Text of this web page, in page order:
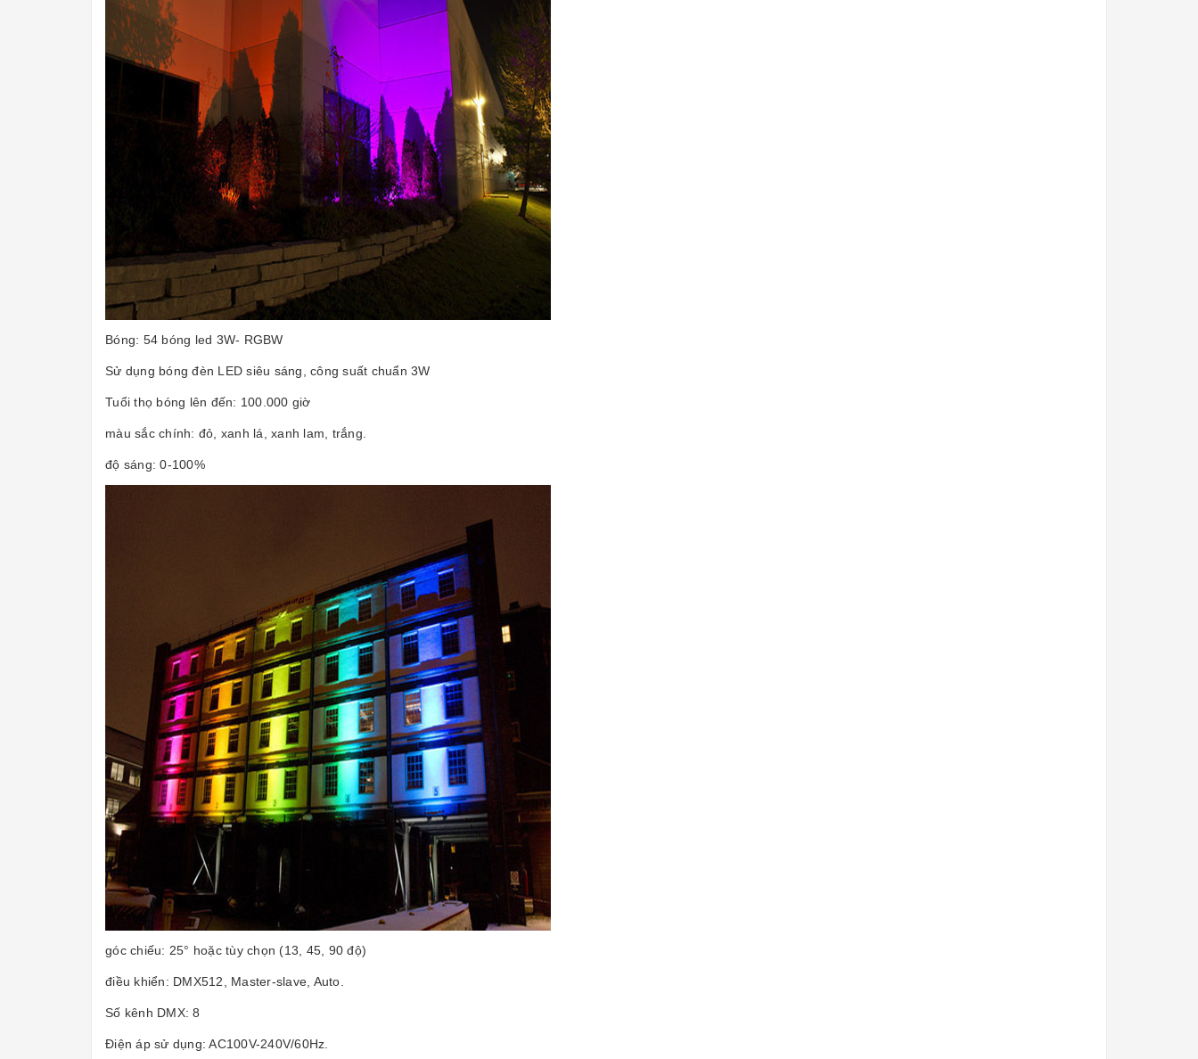
Bóng: 54 bóng led 3W- RGBW
Sử dụng bóng đèn LED siêu sáng, công suất chuẩn 3W
Tuổi thọ bóng lên đến: 100.000 giờ
màu sắc chính: đỏ, xanh lá, xanh lam, trắng.
độ sáng: 0-100%
góc chiếu: 25° hoặc tùy chọn (13, 45, 90 độ)
điều khiển: DMX512, Master-slave, Auto.
Số kênh DMX: 8
Điện áp sử dụng: AC100V-240V/60Hz.